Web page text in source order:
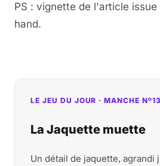
PS : vignette de l'article issue
hand.
LE JEU DU JOUR · MANCHE Nº13
La Jaquette muette
Un détail de jaquette, agrandi